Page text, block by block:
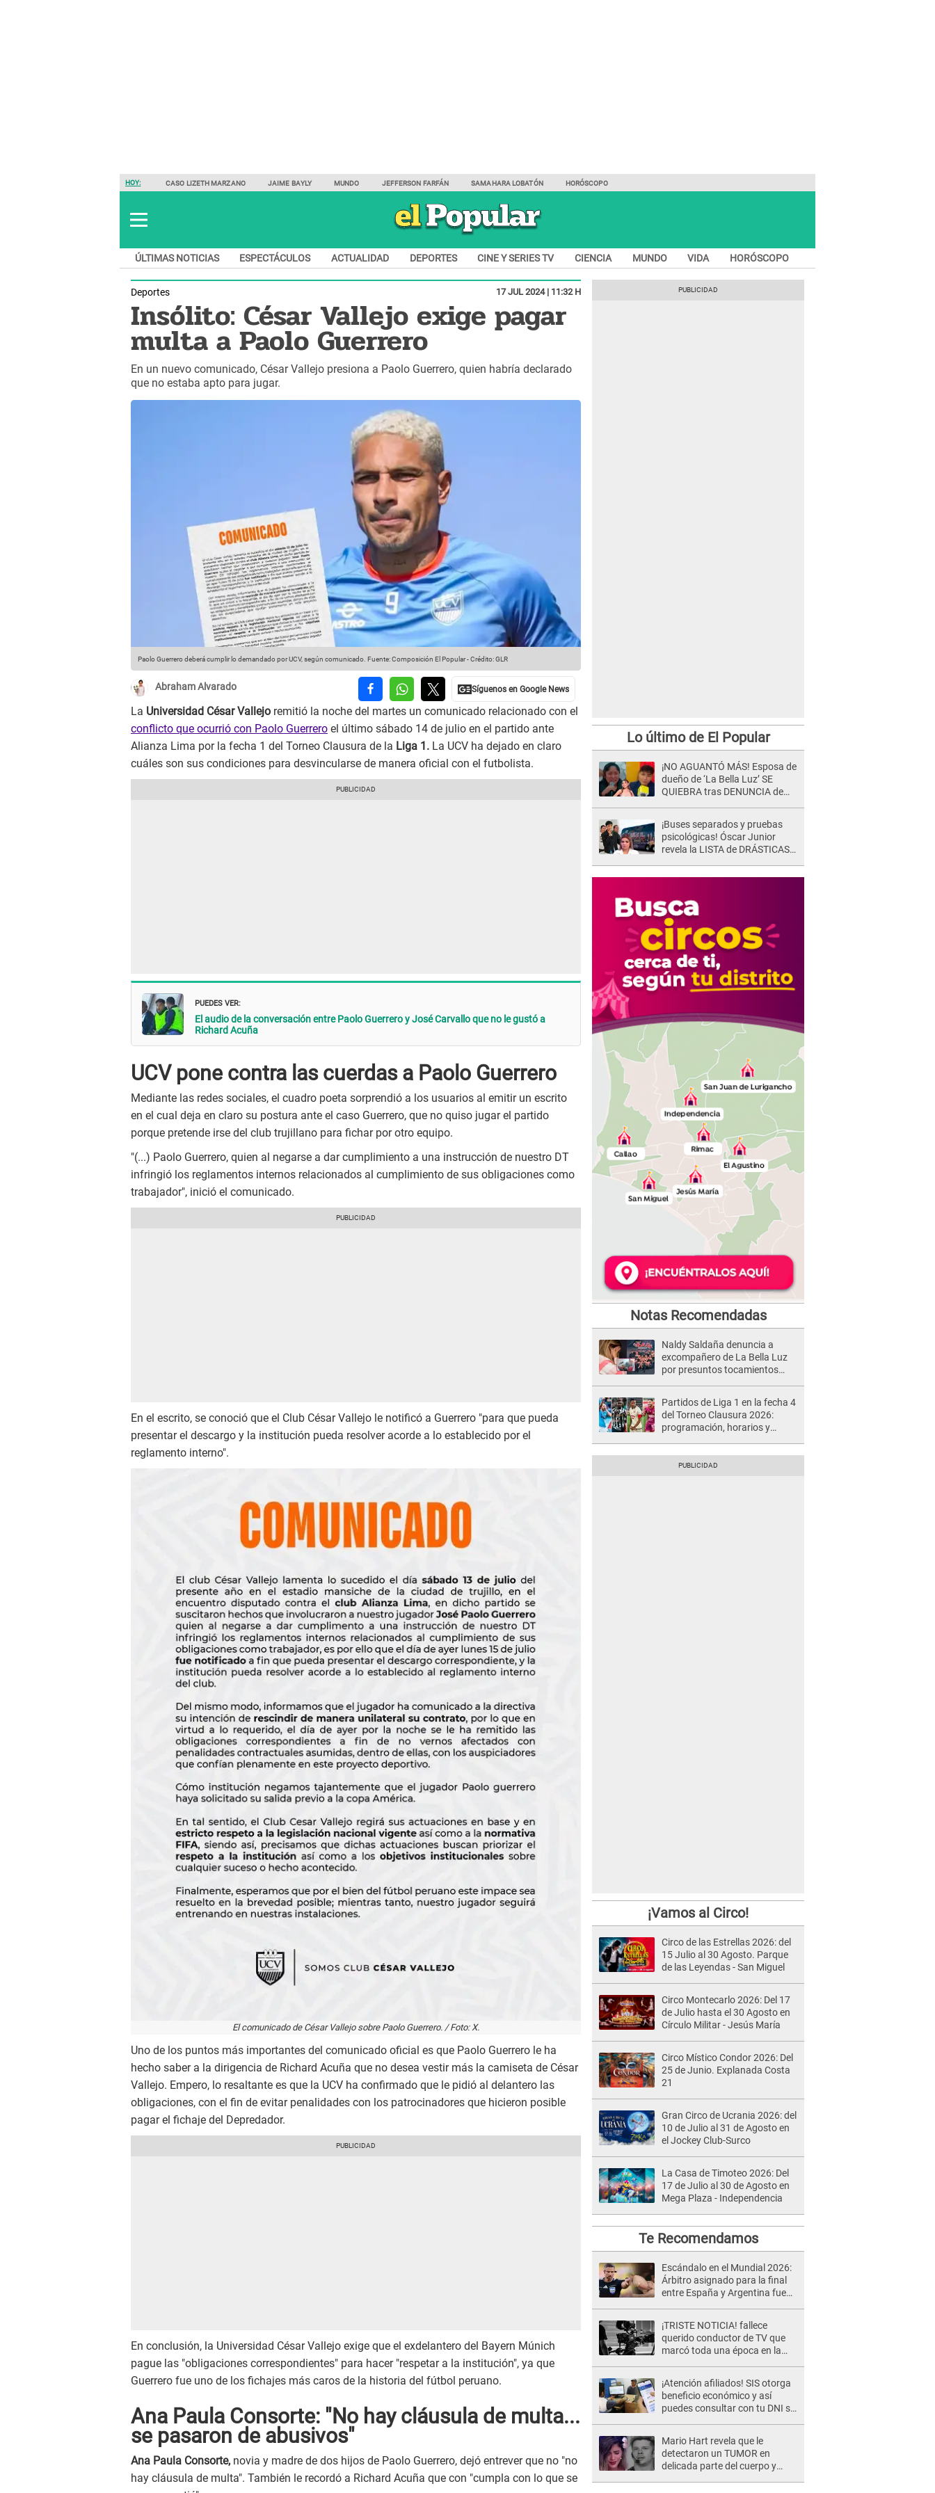
HOY: CASO LIZETH MARZANO JAIME BAYLY MUNDO JEFFERSON FARFÁN SAMAHARA LOBATÓN HORÓSCOPO
ÚLTIMAS NOTICIAS ESPECTÁCULOS ACTUALIDAD DEPORTES CINE Y SERIES TV CIENCIA MUNDO VIDA HORÓSCOPO
Deportes 17 JUL 2024 | 11:32 H
Insólito: César Vallejo exige pagar
multa a Paolo Guerrero
En un nuevo comunicado, César Vallejo presiona a Paolo Guerrero, quien habría declarado
que no estaba apto para jugar.
Paolo Guerrero deberá cumplir lo demandado por UCV, según comunicado. Fuente: Composición El Popular-Crédito: GLR
Abraham Alvarado
La Universidad César Vallejo remitió la noche del martes un comunicado relacionado con el
conflicto que ocurrió con Paolo Guerrero el último sábado 14 de julio en el partido ante
Alianza Lima por la fecha 1 del Torneo Clausura de la Liga 1. La UCV ha dejado en claro
cuáles son sus condiciones para desvincularse de manera oficial con el futbolista.
PUEDES VER:
El audio de la conversación entre Paolo Guerrero y José Carvallo que no le gustó a
Richard Acuña
UCV pone contra las cuerdas a Paolo Guerrero
Mediante las redes sociales, el cuadro poeta sorprendió a los usuarios al emitir un escrito
en el cual deja en claro su postura ante el caso Guerrero, que no quiso jugar el partido
porque pretende irse del club trujillano para fichar por otro equipo.
"(...) Paolo Guerrero, quien al negarse a dar cumplimiento a una instrucción de nuestro DT
infringió los reglamentos internos relacionados al cumplimiento de sus obligaciones como
trabajador", inició el comunicado.
En el escrito, se conoció que el Club César Vallejo le notificó a Guerrero "para que pueda
presentar el descargo y la institución pueda resolver acorde a lo establecido por el
reglamento interno".
El comunicado de César Vallejo sobre Paolo Guerrero. / Foto: X.
Uno de los puntos más importantes del comunicado oficial es que Paolo Guerrero le ha
hecho saber a la dirigencia de Richard Acuña que no desea vestir más la camiseta de César
Vallejo. Empero, lo resaltante es que la UCV ha confirmado que le pidió al delantero las
obligaciones, con el fin de evitar penalidades con los patrocinadores que hicieron posible
pagar el fichaje del Depredador.
En conclusión, la Universidad César Vallejo exige que el exdelantero del Bayern Múnich
pague las "obligaciones correspondientes" para hacer "respetar a la institución", ya que
Guerrero fue uno de los fichajes más caros de la historia del fútbol peruano.
Ana Paula Consorte: "No hay cláusula de multa...
se pasaron de abusivos"
Ana Paula Consorte, novia y madre de dos hijos de Paolo Guerrero, dejó entrever que no "no
hay cláusula de multa". También le recordó a Richard Acuña que con "cumpla con lo que se
Lo último de El Popular
¡NO AGUANTÓ MÁS! Esposa de
dueño de ‘La Bella Luz’ SE
QUIEBRA tras DENUNCIA de
¡Buses separados y pruebas
psicológicas! Óscar Junior
revela la LISTA de DRÁSTICAS
Notas Recomendadas
Naldy Saldaña denuncia a
excompañero de La Bella Luz
por presuntos tocamientos
Partidos de Liga 1 en la fecha 4
del Torneo Clausura 2026:
programación, horarios y
¡Vamos al Circo!
Circo de las Estrellas 2026: del
15 Julio al 30 Agosto. Parque
de las Leyendas - San Miguel
Circo Montecarlo 2026: Del 17
de Julio hasta el 30 Agosto en
Círculo Militar - Jesús María
Circo Místico Condor 2026: Del
25 de Junio. Explanada Costa
21
Gran Circo de Ucrania 2026: del
10 de Julio al 31 de Agosto en
el Jockey Club-Surco
La Casa de Timoteo 2026: Del
17 de Julio al 30 de Agosto en
Mega Plaza - Independencia
Te Recomendamos
Escándalo en el Mundial 2026:
Árbitro asignado para la final
entre España y Argentina fue
¡TRISTE NOTICIA! fallece
querido conductor de TV que
marcó toda una época en la
¡Atención afiliados! SIS otorga
beneficio económico y así
puedes consultar con tu DNI si
Mario Hart revela que le
detectaron un TUMOR en
delicada parte del cuerpo y